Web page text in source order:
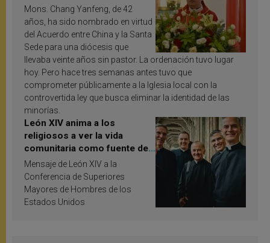
Mons. Chang Yanfeng, de 42
años, ha sido nombrado en virtud
del Acuerdo entre China y la Santa
Sede para una diócesis que
llevaba veinte años sin pastor. La ordenación tuvo lugar
hoy. Pero hace tres semanas antes tuvo que
comprometer públicamente a la Iglesia local con la
controvertida ley que busca eliminar la identidad de las
minorías.
León XIV anima a los
religiosos a ver la vida
comunitaria como fuente de
inspiración y santificación
Mensaje de León XIV a la
Conferencia de Superiores
Mayores de Hombres de los
Estados Unidos